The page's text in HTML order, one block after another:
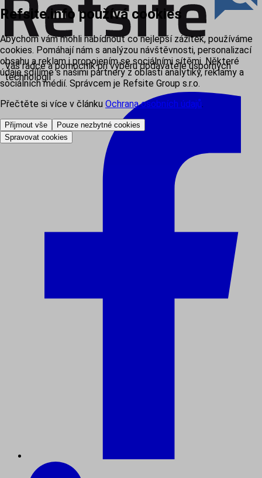
Váš rádce a pomocník při výběru dodavatele úsporných
technologií
Refsite.info používá cookies
Abychom vám mohli nabídnout co nejlepší zážitek, používáme
cookies. Pomáhají nám s analýzou návštěvnosti, personalizací
obsahu a reklam i propojením se sociálními sítěmi. Některé
údaje sdílíme s našimi partnery z oblasti analytiky, reklamy a
sociálních médií. Správcem je Refsite Group s.r.o.
Přečtěte si více v článku Ochrana osobních údajů.
Přijmout vše
Pouze nezbytné cookies
Spravovat cookies